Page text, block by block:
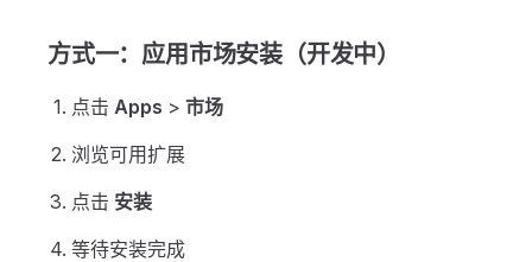
方式一：应用市场安装（开发中）
点击 Apps > 市场
浏览可用扩展
点击 安装
等待安装完成